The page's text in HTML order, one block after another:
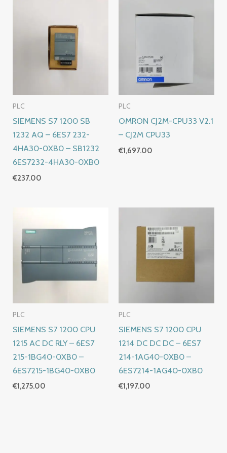
PLC
SIEMENS S7 1200 SB
1232 AQ – 6ES7 232-
4HA30-0XB0 – SB1232
6ES7232-4HA30-0XB0
€237.00
PLC
OMRON CJ2M-CPU33 V2.1
– CJ2M CPU33
€1,697.00
PLC
SIEMENS S7 1200 CPU
1215 AC DC RLY – 6ES7
215-1BG40-0XB0 –
6ES7215-1BG40-0XB0
€1,275.00
PLC
SIEMENS S7 1200 CPU
1214 DC DC DC – 6ES7
214-1AG40-0XB0 –
6ES7214-1AG40-0XB0
€1,197.00